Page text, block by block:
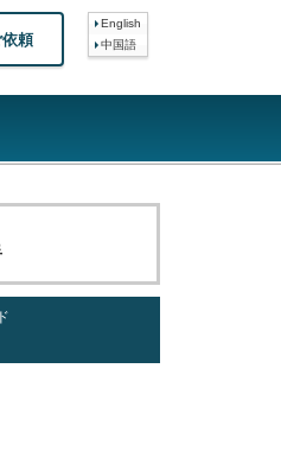
頼
English
中国語